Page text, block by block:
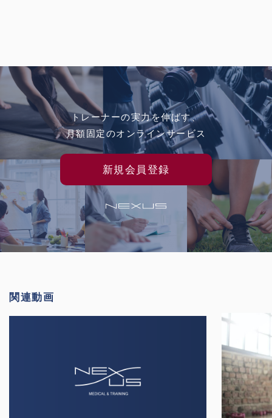
トレーナーの実力を伸ばす、
月額固定のオンラインサービス
新規会員登録
関連動画